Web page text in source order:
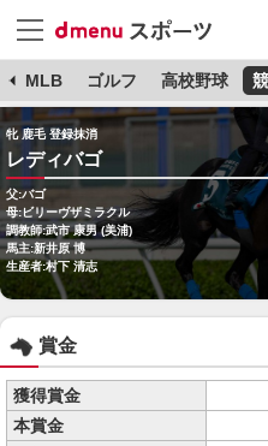
MLB ゴルフ 高校野球
牝 鹿毛 登録抹消
レディバゴ
父:バゴ
母:ビリーヴザミラクル
調教師:武市 康男 (美浦)
馬主:新井原 博
生産者:村下 清志
賞金
獲得賞金
本賞金